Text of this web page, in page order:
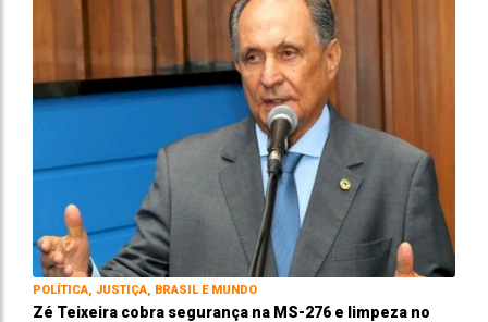
POLÍTICA, JUSTIÇA, BRASIL E MUNDO
Zé Teixeira cobra segurança na MS-276 e limpeza no